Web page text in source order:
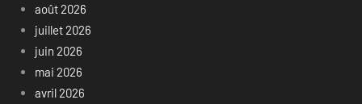
août 2026
juillet 2026
juin 2026
mai 2026
avril 2026